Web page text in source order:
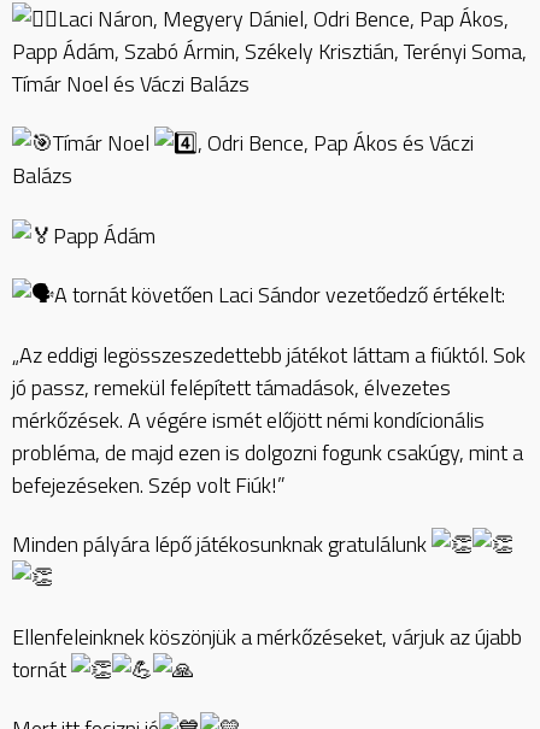
Laci Náron, Megyery Dániel, Odri Bence, Pap Ákos,
Papp Ádám, Szabó Ármin, Székely Krisztián, Terényi Soma,
Tímár Noel és Váczi Balázs
Tímár Noel
, Odri Bence, Pap Ákos és Váczi
Balázs
Papp Ádám
A tornát követően Laci Sándor vezetőedző értékelt:
„Az eddigi legösszeszedettebb játékot láttam a fiúktól. Sok
jó passz, remekül felépített támadások, élvezetes
mérkőzések. A végére ismét előjött némi kondícionális
probléma, de majd ezen is dolgozni fogunk csakúgy, mint a
befejezéseken. Szép volt Fiúk!”
Minden pályára lépő játékosunknak gratulálunk
Ellenfeleinknek köszönjük a mérkőzéseket, várjuk az újabb
tornát